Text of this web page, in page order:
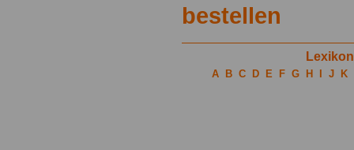
bestellen
A B C D E F G H J K